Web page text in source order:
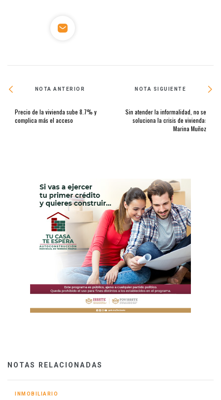
NOTA ANTERIOR
Precio de la vivienda sube 8.7% y
complica más el acceso
NOTA SIGUIENTE
Sin atender la informalidad, no se
soluciona la crisis de vivienda:
Marina Muñoz
NOTAS RELACIONADAS
INMOBILIARIO